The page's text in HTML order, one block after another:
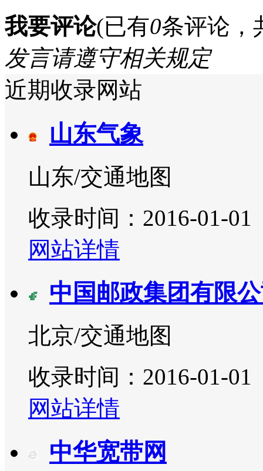
我要评论(已有0条评论，
发言请遵守相关规定
近期收录网站
山东气象
山东/交通地图
收录时间：2016-01-01
网站详情
中国邮政集团有限
北京/交通地图
收录时间：2016-01-01
网站详情
中华宽带网